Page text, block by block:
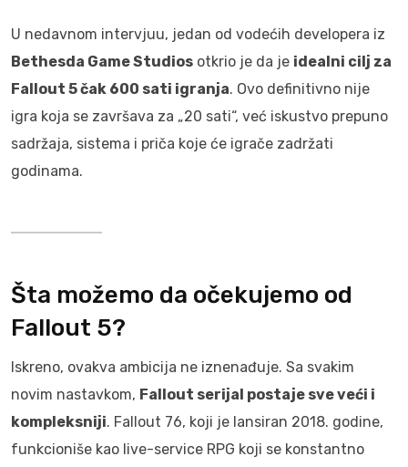
U nedavnom intervjuu, jedan od vodećih developera iz
Bethesda Game Studios otkrio je da je idealni cilj za
Fallout 5 čak 600 sati igranja. Ovo definitivno nije
igra koja se završava za „20 sati“, već iskustvo prepuno
sadržaja, sistema i priča koje će igrače zadržati
godinama.
Šta možemo da očekujemo od
Fallout 5?
Iskreno, ovakva ambicija ne iznenađuje. Sa svakim
novim nastavkom, Fallout serijal postaje sve veći i
kompleksniji. Fallout 76, koji je lansiran 2018. godine,
funkcioniše kao live-service RPG koji se konstantno